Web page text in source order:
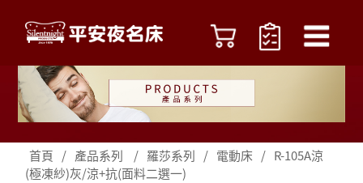
首頁 / 產品系列 / 羅莎系列 / 電動床 / R-105A涼
(極凍紗)灰/涼+抗(面料二選一)